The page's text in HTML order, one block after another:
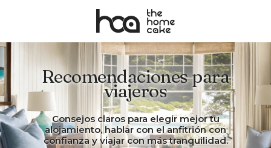
Recomendaciones para
viajeros
Consejos claros para elegir mejor tu
alojamiento, hablar con el anfitrión con
confianza y viajar con más tranquilidad.